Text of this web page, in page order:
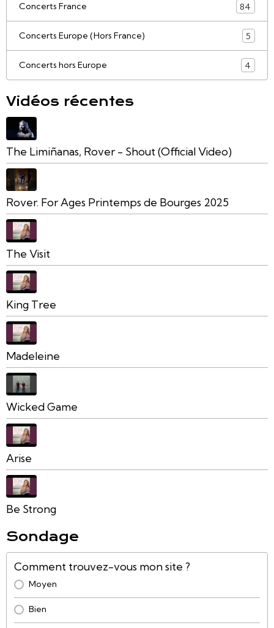
Concerts France 84
Concerts Europe (Hors France) 5
Concerts hors Europe 4
Vidéos récentes
The Limiñanas, Rover - Shout (Official Video)
Rover. For Ages Printemps de Bourges 2025
The Visit
King Tree
Madeleine
Wicked Game
Arise
Be Strong
Sondage
Comment trouvez-vous mon site ?
Moyen
Bien